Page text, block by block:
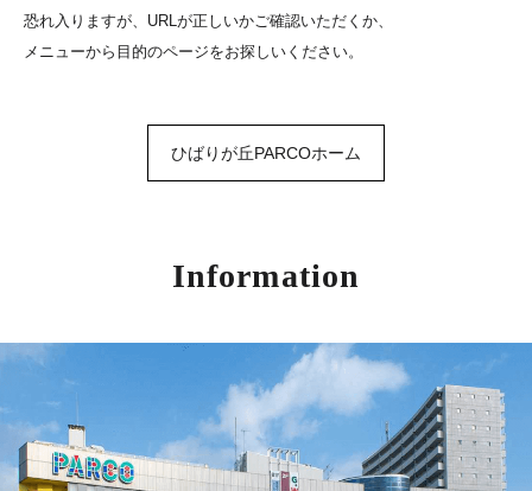
恐れ入りますが、URLが正しいかご確認いただくか、
メニューから目的のページをお探しいください。
ひばりが丘PARCOホーム
Information